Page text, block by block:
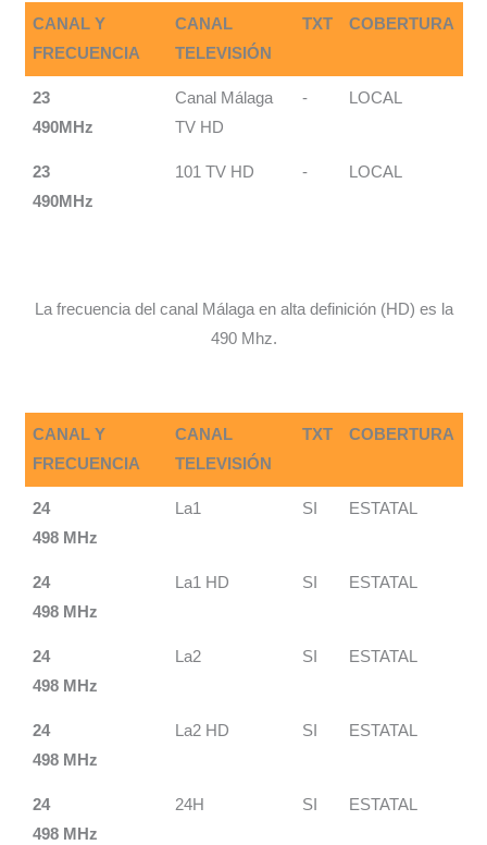
CANAL Y
FRECUENCIA
CANAL
TELEVISIÓN
TXT COBERTURA
23
490MHz
Canal Málaga
TV HD
- LOCAL
23
490MHz
101 TV HD - LOCAL
La frecuencia del canal Málaga en alta definición (HD) es la
490 Mhz.
CANAL Y
FRECUENCIA
CANAL
TELEVISIÓN
TXT COBERTURA
24
498 MHz
La1 SI ESTATAL
24
498 MHz
La1 HD SI ESTATAL
24
498 MHz
La2 SI ESTATAL
24
498 MHz
La2 HD SI ESTATAL
24
498 MHz
24H SI ESTATAL